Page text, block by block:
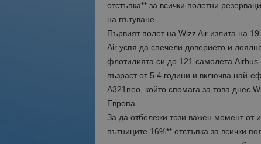
отстъпка** за всички полетни
на пътуване.
Първият полет на Wizz Air излита на
Air успя да спечели доверието и
флотилията си до 121 самолета
възраст от 5.4 години и включва най-
A321neo, който спомага за това днес
Европа.
За да отбележи този важен момент от
пътниците 16%** отстъпка за всички